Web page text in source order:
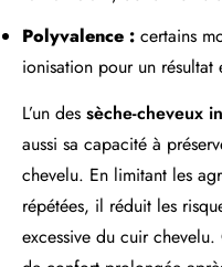
Polyvalence : certains
ionisation pour un résultat
L’un des sèche-cheveux
aussi sa capacité à
chevelu. En limitant les
répétées, il réduit les
excessive du cuir